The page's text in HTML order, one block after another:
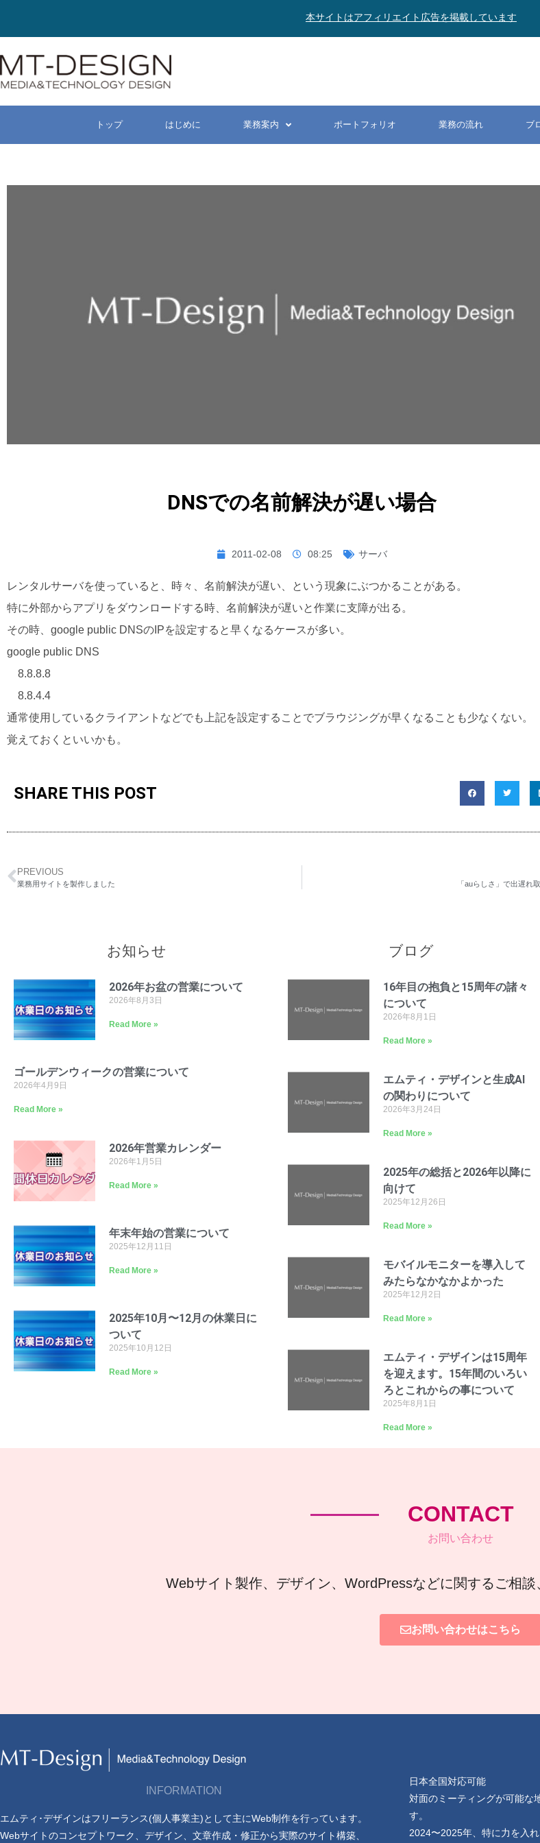
本サイトはアフィリエイト広告を掲載しています
トップ はじめに 業務案内 ポートフォリオ 業務の流れ ブ
DNSでの名前解決が遅い場合
2011-02-08 08:25 サーバ
レンタルサーバを使っていると、時々、名前解決が遅い、という現象にぶつかることがある。
特に外部からアプリをダウンロードする時、名前解決が遅いと作業に支障が出る。
その時、google public DNSのIPを設定すると早くなるケースが多い。
google public DNS
8.8.8.8
8.8.4.4
通常使用しているクライアントなどでも上記を設定することでブラウジングが早くなることも少なくない。
覚えておくといいかも。
SHARE THIS POST
PREVIOUS
業務用サイトを製作しました 「auらしさ」で出遅れ
お知らせ
2026年お盆の営業について
2026年8月3日
Read More »
ゴールデンウィークの営業について
2026年4月9日
Read More »
2026年営業カレンダー
2026年1月5日
Read More »
年末年始の営業について
2025年12月11日
Read More »
2025年10月〜12月の休業日に
ついて
2025年10月12日
Read More »
ブログ
16年目の抱負と15周年の諸々
について
2026年8月1日
Read More »
エムティ・デザインと生成AI
の関わりについて
2026年3月24日
Read More »
2025年の総括と2026年以降に
向けて
2025年12月26日
Read More »
モバイルモニターを導入して
みたらなかなかよかった
2025年12月2日
Read More »
エムティ・デザインは15周年
を迎えます。15年間のいろい
ろとこれからの事について
2025年8月1日
Read More »
CONTACT
お問い合わせ
Webサイト製作、デザイン、WordPressなどに関するご相談
お問い合わせはこちら
INFORMATION
エムティ･デザインはフリーランス(個人事業主)として主にWeb制作を行っています。
Webサイトのコンセプトワーク、デザイン、文章作成・修正から実際のサイト構築、
日本全国対応可能
対面のミーティングが可能な
す。
2024〜2025年、特に力を入れ